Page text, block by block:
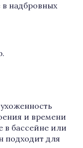
в надбровных
и времени
в бассейне или
подходит для